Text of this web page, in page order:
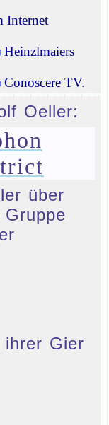
Internet
Heinzlmaiers
Conoscere TV.
Oeller:
über
Gruppe
ihrer Gier